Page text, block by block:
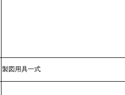
製図用具一式